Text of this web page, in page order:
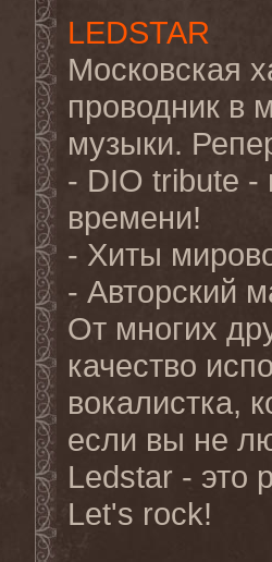
LEDSTAR
Московская
проводник в
музыки.
- DIO tribute -
времени!
- Хиты
- Авторский
От многих
качество
вокалистка,
если вы не
Ledstar - это
Let's rock!